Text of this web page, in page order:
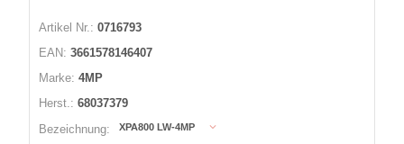
Artikel Nr.: 0716793
EAN: 3661578146407
Marke: 4MP
Herst.: 68037379
Bezeichnung:
XPA800 LW-4MP